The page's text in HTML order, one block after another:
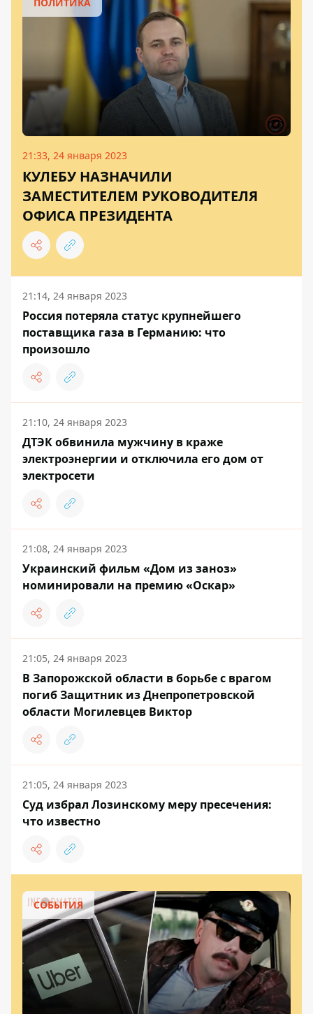
21:33, 24 января 2023
КУЛЕБУ НАЗНАЧИЛИ
ЗАМЕСТИТЕЛЕМ РУКОВОДИТЕЛЯ
ОФИСА ПРЕЗИДЕНТА
21:14, 24 января 2023
Россия потеряла статус крупнейшего
поставщика газа в Германию: что
произошло
21:10, 24 января 2023
ДТЭК обвинила мужчину в краже
электроэнергии и отключила его дом от
электросети
21:08, 24 января 2023
Украинский фильм «Дом из заноз»
номинировали на премию «Оскар»
21:05, 24 января 2023
В Запорожской области в борьбе с врагом
погиб Защитник из Днепропетровской
области Могилевцев Виктор
21:05, 24 января 2023
Суд избрал Лозинскому меру пресечения:
что известно
СОБЫТИЯ